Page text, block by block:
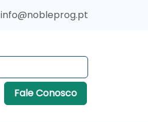
info@nobleprog.pt
Fale Conosco